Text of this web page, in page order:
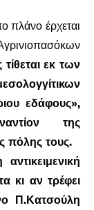
πλάνο έρχεται
εκ των
εδάφους»,
της
πόλης τους.
κι αν τρέφει
Π.Κατσούλη